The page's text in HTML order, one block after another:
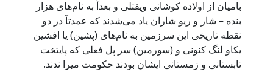
بامیان از اولاده کوشانی ویفتلی و بعدآ به نام‌های هزار
بنده – شار و ریو شاران یاد می‌شدند که عمدتآ در دو
نقطه تاریخی این سرزمین به نام‌های (پشین) یا افشین
یکاو لنگ کنونی و (سورمین) سر پل فعلی که پایتخت
تابستانی و زمستانی ایشان بودند حکومت میرا ندند.